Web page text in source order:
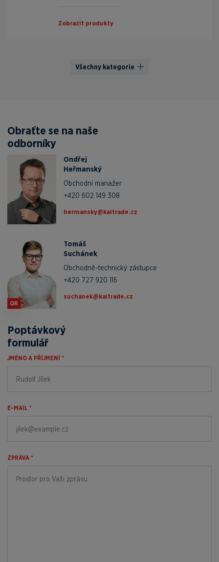
Zobrazit produkty
Všechny kategorie
Obraťte se na naše
odborníky
Ondřej
Heřmanský
Obchodní manažer
+420 602 149 308
zc.edartiak@yksnamreh
QR
Tomáš
Suchánek
Obchodně-technický zástupce
+420 727 920 116
zc.edartiak@kenahcus
Poptávkový
formulář
JMÉNO A PŘÍJMENÍ *
E-MAIL *
ZPRÁVA *